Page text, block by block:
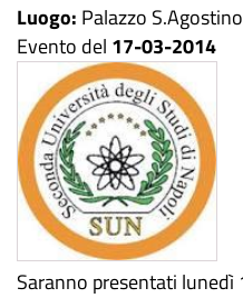
Luogo: Palazzo
Evento del 17-03-2014
Saranno presentati